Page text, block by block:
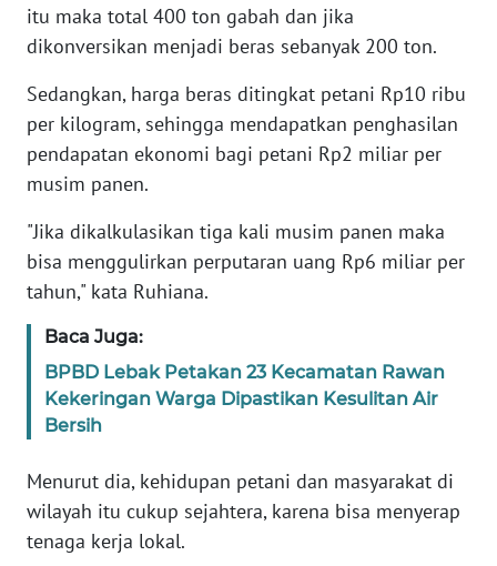
itu maka total 400 ton gabah dan jika
dikonversikan menjadi beras sebanyak 200 ton.
Sedangkan, harga beras ditingkat petani Rp10 ribu
per kilogram, sehingga mendapatkan penghasilan
pendapatan ekonomi bagi petani Rp2 miliar per
musim panen.
"Jika dikalkulasikan tiga kali musim panen maka
bisa menggulirkan perputaran uang Rp6 miliar per
tahun," kata Ruhiana.
Baca Juga:
BPBD Lebak Petakan 23 Kecamatan Rawan
Kekeringan Warga Dipastikan Kesulitan Air
Bersih
Menurut dia, kehidupan petani dan masyarakat di
wilayah itu cukup sejahtera, karena bisa menyerap
tenaga kerja lokal.
WN
BANTEN
WN
NTT
WN
WN
PAPUA
WN
WN
RIAU